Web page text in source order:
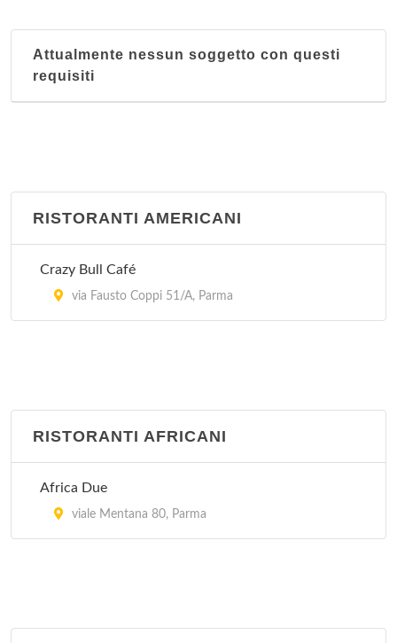
Attualmente nessun soggetto con questi
requisiti
RISTORANTI AMERICANI
Crazy Bull Café
via Fausto Coppi 51/A, Parma
RISTORANTI AFRICANI
Africa Due
viale Mentana 80, Parma